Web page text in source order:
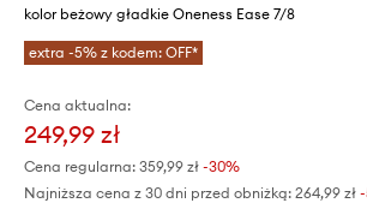
kolor beżowy gładkie Oneness Ease 7/8
extra -5% z kodem: OFF*
Cena aktualna:
249,99 zł
Cena regularna: 359,99 zł -30%
Najniższa cena z 30 dni przed obniżką: 264,99 zł